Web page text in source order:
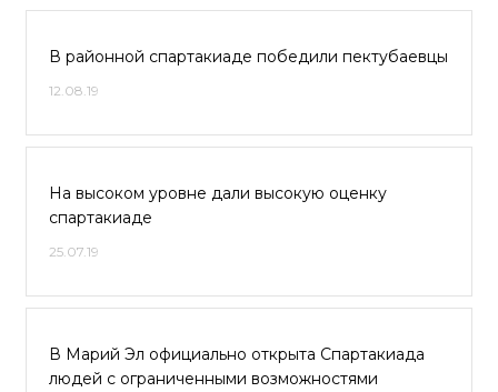
В районной спартакиаде победили пектубаевцы
12.08.19
На высоком уровне дали высокую оценку
спартакиаде
25.07.19
В Марий Эл официально открыта Спартакиада
людей с ограниченными возможностями